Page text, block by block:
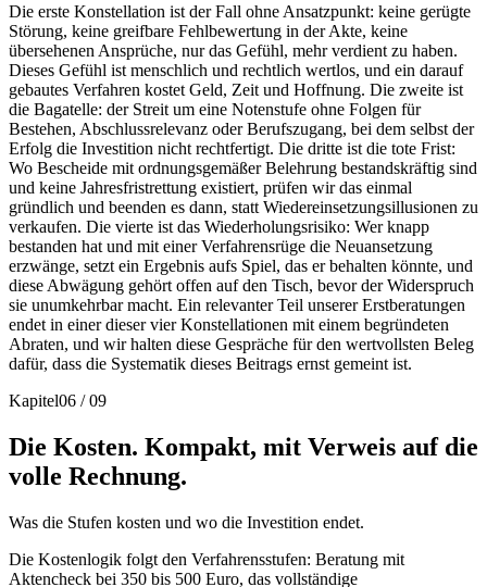
Die erste Konstellation ist der Fall ohne Ansatzpunkt: keine gerügte
Störung, keine greifbare Fehlbewertung in der Akte, keine
übersehenen Ansprüche, nur das Gefühl, mehr verdient zu haben.
Dieses Gefühl ist menschlich und rechtlich wertlos, und ein darauf
gebautes Verfahren kostet Geld, Zeit und Hoffnung. Die zweite ist
die Bagatelle: der Streit um eine Notenstufe ohne Folgen für
Bestehen, Abschlussrelevanz oder Berufszugang, bei dem selbst der
Erfolg die Investition nicht rechtfertigt. Die dritte ist die tote Frist:
Wo Bescheide mit ordnungsgemäßer Belehrung bestandskräftig sind
und keine Jahresfristrettung existiert, prüfen wir das einmal
gründlich und beenden es dann, statt Wiedereinsetzungsillusionen zu
verkaufen. Die vierte ist das Wiederholungsrisiko: Wer knapp
bestanden hat und mit einer Verfahrensrüge die Neuansetzung
erzwänge, setzt ein Ergebnis aufs Spiel, das er behalten könnte, und
diese Abwägung gehört offen auf den Tisch, bevor der Widerspruch
sie unumkehrbar macht. Ein relevanter Teil unserer Erstberatungen
endet in einer dieser vier Konstellationen mit einem begründeten
Abraten, und wir halten diese Gespräche für den wertvollsten Beleg
dafür, dass die Systematik dieses Beitrags ernst gemeint ist.
Kapitel06 /09
Die Kosten. Kompakt, mit Verweis auf die
volle Rechnung.
Was die Stufen kosten und wo die Investition endet.
Die Kostenlogik folgt den Verfahrensstufen: Beratung mit
Aktencheck bei 350 bis 500 Euro, das vollständige